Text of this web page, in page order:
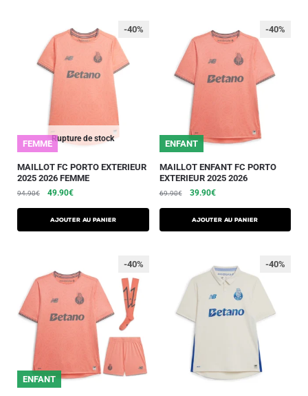
Rupture de stock
-40%
FEMME
MAILLOT FC PORTO EXTERIEUR
2025 2026 FEMME
94.90€ 49.90€
AJOUTER AU PANIER
-40%
ENFANT
MAILLOT ENFANT FC PORTO
EXTERIEUR 2025 2026
69.90€ 39.90€
AJOUTER AU PANIER
ENFANT
-40% -40%